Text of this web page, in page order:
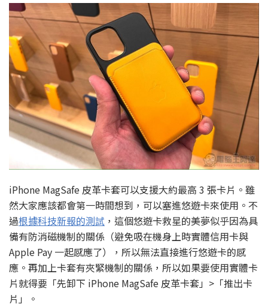
iPhone MagSafe 皮革卡套可以支援大約最高 3 張卡片。雖
然大家應該都會第一時間想到，可以塞進悠遊卡來使用。不
過根據科技新報的測試 ，這個悠遊卡救星的美夢似乎因為具
備有防消磁機制的關係（避免吸在機身上時實體信用卡與
Apple Pay 一起感應了），所以無法直接進行悠遊卡的感
應。再加上卡套有夾緊機制的關係，所以如果要使用實體卡
片就得要「先卸下 iPhone MagSafe 皮革卡套」>「推出卡
片」。